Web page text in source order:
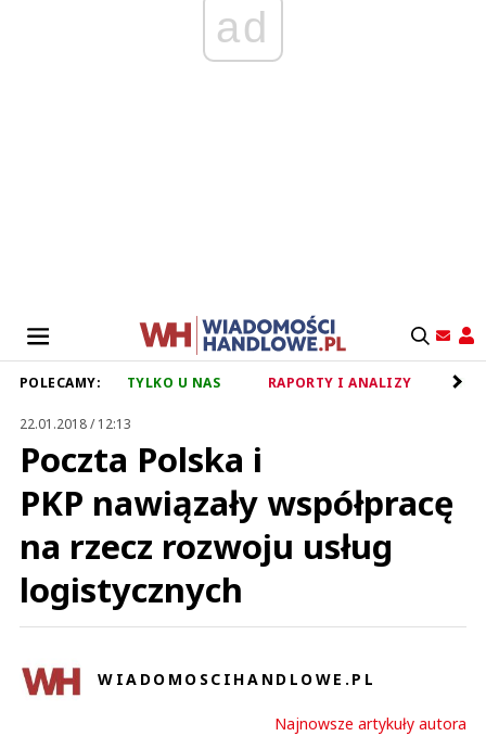
ad
POLECAMY: TYLKO U NAS RAPORTY I ANALIZY
22.01.2018 / 12:13
Poczta Polska i
PKP nawiązały współpracę
na rzecz rozwoju usług
logistycznych
WIADOMOSCIHANDLOWE.PL
Najnowsze artykuły autora